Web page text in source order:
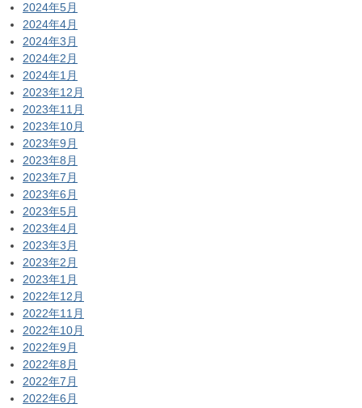
2024年5月
2024年4月
2024年3月
2024年2月
2024年1月
2023年12月
2023年11月
2023年10月
2023年9月
2023年8月
2023年7月
2023年6月
2023年5月
2023年4月
2023年3月
2023年2月
2023年1月
2022年12月
2022年11月
2022年10月
2022年9月
2022年8月
2022年7月
2022年6月